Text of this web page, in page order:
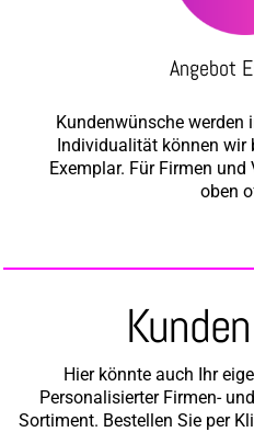
Angebot
Kundenwünsche werden
Individualität können wir
Exemplar. Für Firmen
oben
Hier könnte auch Ihr
Personalisierter Firmen-
Sortiment. Bestellen Sie per